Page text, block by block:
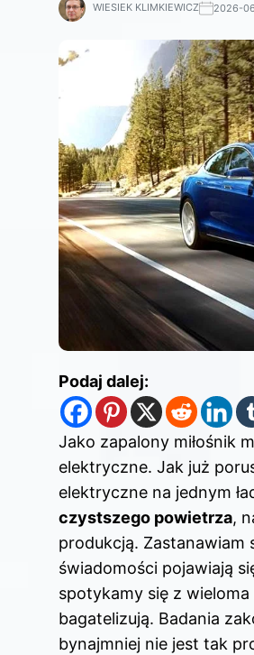
WIESIEK KLIMKIEWICZ 2026-
Podaj dalej:
Jako zapalony miłośnik
elektryczne. Jak już
elektryczne na jednym
czystszego powietrza,
produkcją. Zastanawiam
świadomości pojawiają
spotykamy się z
bagatelizują. Badania
bynajmniej nie jest tak